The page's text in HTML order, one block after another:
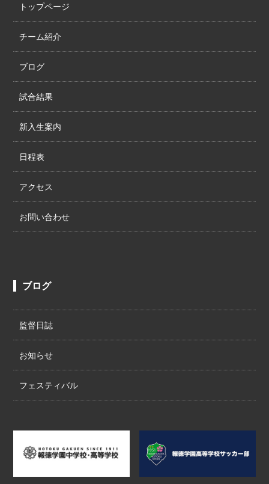
トップページ
チーム紹介
ブログ
試合結果
新入生案内
日程表
アクセス
お問い合わせ
ブログ
監督日誌
お知らせ
フェスティバル